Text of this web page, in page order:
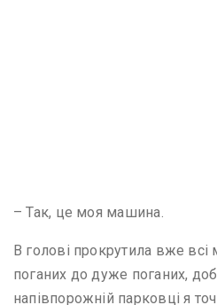
– Так, це моя машина.
В голові прокрутила вже всі
поганих до дуже поганих,
напівпорожній парковці я